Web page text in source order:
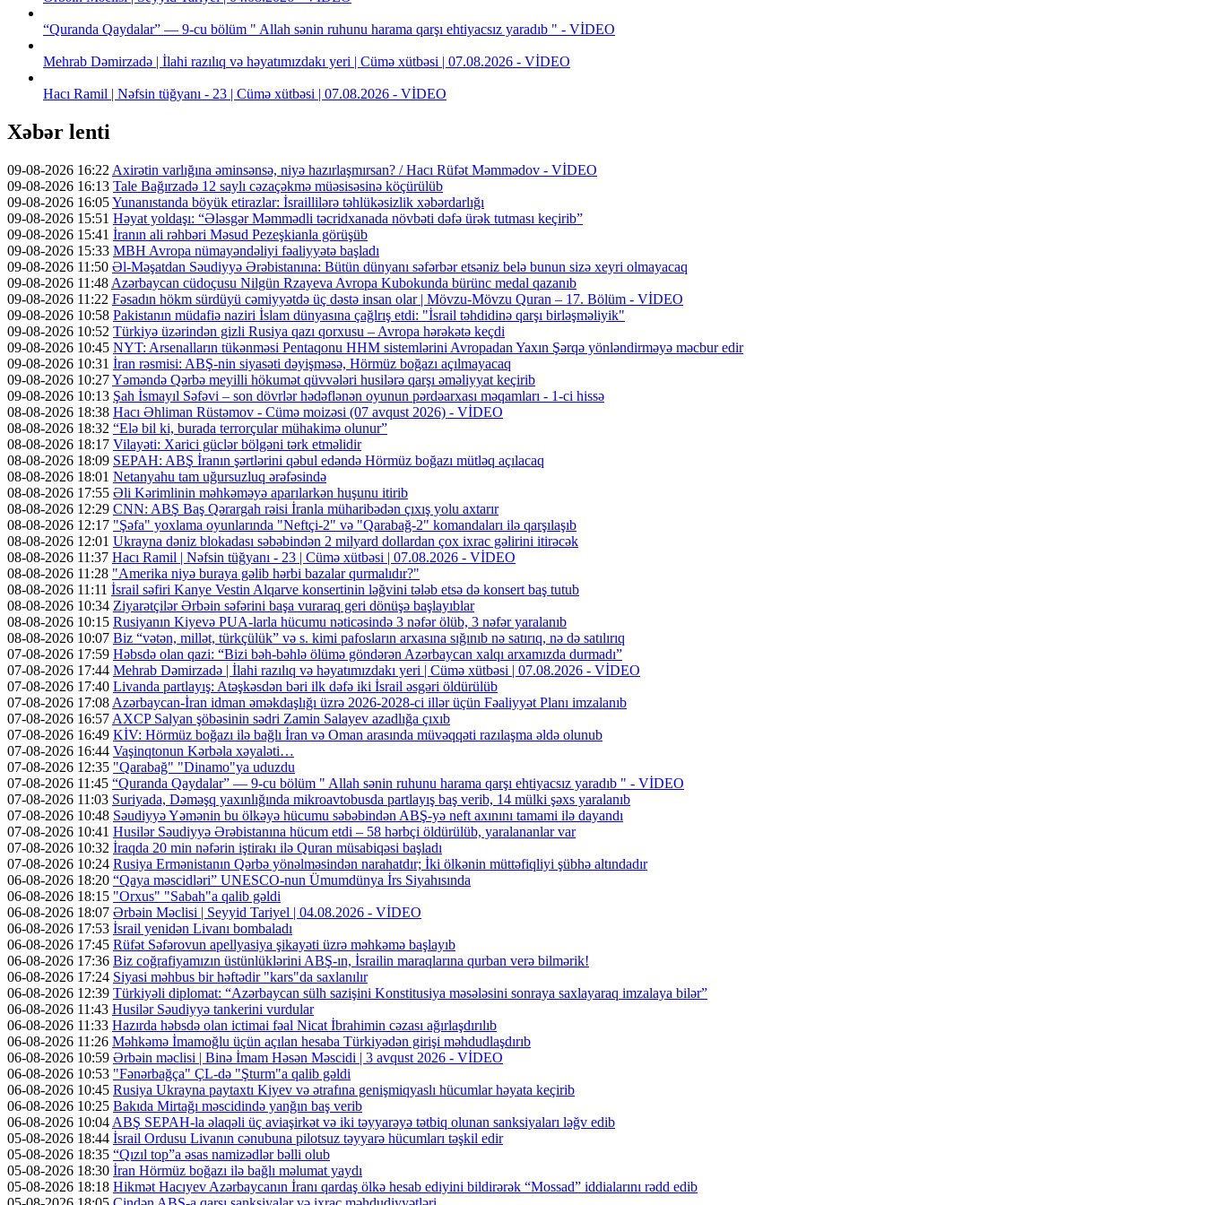
“Quranda Qaydalar” — 9-cu bölüm " Allah sənin ruhunu harama qarşı ehtiyacsız yaradıb " - VİDEO
Mehrab Dəmirzadə | İlahi razılıq və həyatımızdakı yeri | Cümə xütbəsi | 07.08.2026 - VİDEO
Hacı Ramil | Nəfsin tüğyanı - 23 | Cümə xütbəsi | 07.08.2026 - VİDEO
Xəbər lenti
09-08-2026 16:22 Axirətin varlığına əminsənsə, niyə hazırlaşmırsan? / Hacı Rüfət Məmmədov - VİDEO
09-08-2026 16:13 Tale Bağırzadə 12 saylı cəzaçəkmə müəsisəsinə köçürülüb
09-08-2026 16:05Yunanıstanda böyük etirazlar: İsraillilərə təhlükəsizlik xəbərdarlığı
09-08-2026 15:51 Həyat yoldaşı: “Ələsgər Məmmədli təcridxanada növbəti dəfə ürək tutması keçirib”
09-08-2026 15:41 İranın ali rəhbəri Məsud Pezeşkianla görüşüb
09-08-2026 15:33 MBH Avropa nümayəndəliyi fəaliyyətə başladı
09-08-2026 11:50 Əl-Məşatdan Səudiyyə Ərəbistanına: Bütün dünyanı səfərbər etsəniz belə bunun sizə xeyri olmayacaq
09-08-2026 11:48 Azərbaycan cüdoçusu Nilgün Rzayeva Avropa Kubokunda bürünc medal qazanıb
09-08-2026 11:22 Fəsadın hökm sürdüyü cəmiyyətdə üç dəstə insan olar | Mövzu-Mövzu Quran – 17. Bölüm - VİDEO
09-08-2026 10:58 Pakistanın müdafiə naziri İslam dünyasına çağlrış etdi: "İsrail təhdidinə qarşı birləşməliyik"
09-08-2026 10:52 Türkiyə üzərindən gizli Rusiya qazı qorxusu – Avropa hərəkətə keçdi
09-08-2026 10:45 NYT: Arsenalların tükənməsi Pentaqonu HHM sistemlərini Avropadan Yaxın Şərqə yönləndirməyə məcbur edir
09-08-2026 10:31 İran rəsmisi: ABŞ-nin siyasəti dəyişməsə, Hörmüz boğazı açılmayacaq
09-08-2026 10:27Yəməndə Qərbə meyilli hökumət qüvvələri husilərə qarşı əməliyyat keçirib
09-08-2026 10:13 Şah İsmayıl Səfəvi – son dövrlər hədəflənən oyunun pərdəarxası məqamları - 1-ci hissə
08-08-2026 18:38 Hacı Əhliman Rüstəmov - Cümə moizəsi (07 avqust 2026) - VİDEO
08-08-2026 18:32 “Elə bil ki, burada terrorçular mühakimə olunur”
08-08-2026 18:17 Vilayəti: Xarici güclər bölgəni tərk etməlidir
08-08-2026 18:09 SEPAH: ABŞ İranın şərtlərini qəbul edəndə Hörmüz boğazı mütləq açılacaq
08-08-2026 18:01 Netanyahu tam uğursuzluq ərəfəsində
08-08-2026 17:55 Əli Kərimlinin məhkəməyə aparılarkən huşunu itirib
08-08-2026 12:29 CNN: ABŞ Baş Qərargah rəisi İranla müharibədən çıxış yolu axtarır
08-08-2026 12:17 "Şəfa" yoxlama oyunlarında "Neftçi-2" və "Qarabağ-2" komandaları ilə qarşılaşıb
08-08-2026 12:01 Ukrayna dəniz blokadası səbəbindən 2 milyard dollardan çox ixrac gəlirini itirəcək
08-08-2026 11:37 Hacı Ramil | Nəfsin tüğyanı - 23 | Cümə xütbəsi | 07.08.2026 - VİDEO
08-08-2026 11:28 "Amerika niyə buraya gəlib hərbi bazalar qurmalıdır?"
08-08-2026 11:11 İsrail səfiri Kanye Vestin Alqarve konsertinin ləğvini tələb etsə də konsert baş tutub
08-08-2026 10:34 Ziyarətçilər Ərbəin səfərini başa vuraraq geri dönüşə başlayıblar
08-08-2026 10:15 Rusiyanın Kiyevə PUA-larla hücumu nəticəsində 3 nəfər ölüb, 3 nəfər yaralanıb
08-08-2026 10:07 Biz “vətən, millət, türkçülük” və s. kimi pafosların arxasına sığınıb nə satırıq, nə də satılırıq
07-08-2026 17:59 Həbsdə olan qazi: “Bizi bəh-bəhlə ölümə göndərən Azərbaycan xalqı arxamızda durmadı”
07-08-2026 17:44 Mehrab Dəmirzadə | İlahi razılıq və həyatımızdakı yeri | Cümə xütbəsi | 07.08.2026 - VİDEO
07-08-2026 17:40 Livanda partlayış: Atəşkəsdən bəri ilk dəfə iki İsrail əsgəri öldürülüb
07-08-2026 17:08 Azərbaycan-İran idman əməkdaşlığı üzrə 2026-2028-ci illər üçün Fəaliyyət Planı imzalanıb
07-08-2026 16:57 AXCP Salyan şöbəsinin sədri Zamin Salayev azadlığa çıxıb
07-08-2026 16:49 KİV: Hörmüz boğazı ilə bağlı İran və Oman arasında müvəqqəti razılaşma əldə olunub
07-08-2026 16:44 Vaşinqtonun Kərbəla xəyaləti…
07-08-2026 12:35 "Qarabağ" "Dinamo"ya uduzdu
07-08-2026 11:45 “Quranda Qaydalar” — 9-cu bölüm " Allah sənin ruhunu harama qarşı ehtiyacsız yaradıb " - VİDEO
07-08-2026 11:03 Suriyada, Dəməşq yaxınlığında mikroavtobusda partlayış baş verib, 14 mülki şəxs yaralanıb
07-08-2026 10:48 Səudiyyə Yəmənin bu ölkəyə hücumu səbəbindən ABŞ-yə neft axınını tamami ilə dayandı
07-08-2026 10:41 Husilər Səudiyyə Ərəbistanına hücum etdi – 58 hərbçi öldürülüb, yaralananlar var
07-08-2026 10:32 İraqda 20 min nəfərin iştirakı ilə Quran müsabiqəsi başladı
07-08-2026 10:24 Rusiya Ermənistanın Qərbə yönəlməsindən narahatdır; İki ölkənin müttəfiqliyi şübhə altındadır
06-08-2026 18:20 “Qaya məscidləri” UNESCO-nun Ümumdünya İrs Siyahısında
06-08-2026 18:15 "Orxus" "Sabah"a qalib gəldi
06-08-2026 18:07 Ərbəin Məclisi | Seyyid Tariyel | 04.08.2026 - VİDEO
06-08-2026 17:53 İsrail yenidən Livanı bombaladı
06-08-2026 17:45 Rüfət Səfərovun apellyasiya şikayəti üzrə məhkəmə başlayıb
06-08-2026 17:36 Biz coğrafiyamızın üstünlüklərini ABŞ-ın, İsrailin maraqlarına qurban verə bilmərik!
06-08-2026 17:24 Siyasi məhbus bir həftədir "kars"da saxlanılır
06-08-2026 12:39 Türkiyəli diplomat: “Azərbaycan sülh sazişini Konstitusiya məsələsini sonraya saxlayaraq imzalaya bilər”
06-08-2026 11:43 Husilər Səudiyyə tankerini vurdular
06-08-2026 11:33 Hazırda həbsdə olan ictimai fəal Nicat İbrahimin cəzası ağırlaşdırılıb
06-08-2026 11:26 Məhkəmə İmamoğlu üçün açılan hesaba Türkiyədən girişi məhdudlaşdırıb
06-08-2026 10:59 Ərbəin məclisi | Binə İmam Həsən Məscidi | 3 avqust 2026 - VİDEO
06-08-2026 10:53 "Fənərbağça" ÇL-də "Şturm"a qalib gəldi
06-08-2026 10:45 Rusiya Ukrayna paytaxtı Kiyev və ətrafına genişmiqyaslı hücumlar həyata keçirib
06-08-2026 10:25 Bakıda Mirtağı məscidində yanğın baş verib
06-08-2026 10:04 ABŞ SEPAH-la əlaqəli üç aviaşirkət və iki təyyarəyə tətbiq olunan sanksiyaları ləğv edib
05-08-2026 18:44 İsrail Ordusu Livanın cənubuna pilotsuz təyyarə hücumları təşkil edir
05-08-2026 18:35 “Qızıl top”a əsas namizədlər bəlli olub
05-08-2026 18:30 İran Hörmüz boğazı ilə bağlı məlumat yaydı
05-08-2026 18:18 Hikmət Hacıyev Azərbaycanın İranı qardaş ölkə hesab ediyini bildirərək “Mossad” iddialarını rədd edib